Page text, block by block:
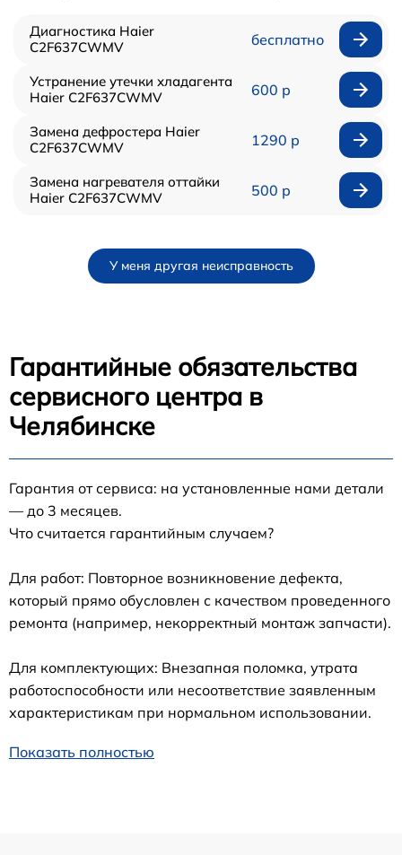
Диагностика Haier
C2F637CWMV
бесплатно
Устранение утечки хладагента
Haier C2F637CWMV
600 р
Замена дефростера Haier
C2F637CWMV
1290 р
Замена нагревателя оттайки
Haier C2F637CWMV
500 р
У меня другая неисправность
Гарантийные обязательства
сервисного центра в
Челябинске
Гарантия от сервиса: на установленные нами детали
— до 3 месяцев.
Что считается гарантийным случаем?
Для работ: Повторное возникновение дефекта,
который прямо обусловлен с качеством проведенного
ремонта (например, некорректный монтаж запчасти).
Для комплектующих: Внезапная поломка, утрата
работоспособности или несоответствие заявленным
характеристикам при нормальном использовании.
Показать полностью